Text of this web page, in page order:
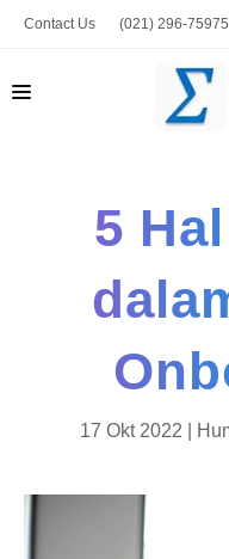
Contact Us (021) 296-75975
HUBUNGI KAMI
5
17 Okt 2022 |